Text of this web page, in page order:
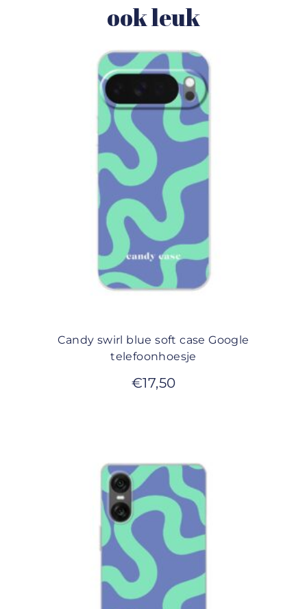
ook leuk
Candy swirl blue soft case Google
telefoonhoesje
€17,50